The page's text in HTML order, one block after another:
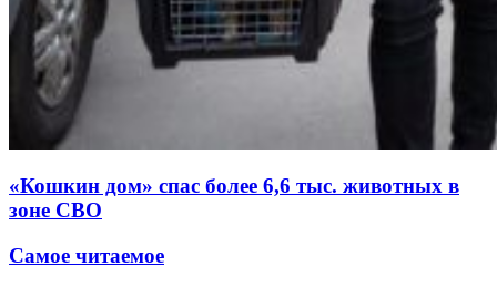
«Кошкин дом» спас более 6,6 тыс. животных в
зоне СВО
Самое читаемое